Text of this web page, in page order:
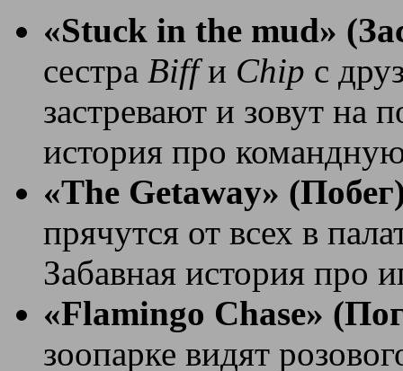
«Stuck in the mud»
сестра Biffи Chip с
застревают и зовут на
история про
«The Getaway»
прячутся от всех в
Забавная история про
«Flamingo Chase»
зоопарке видят